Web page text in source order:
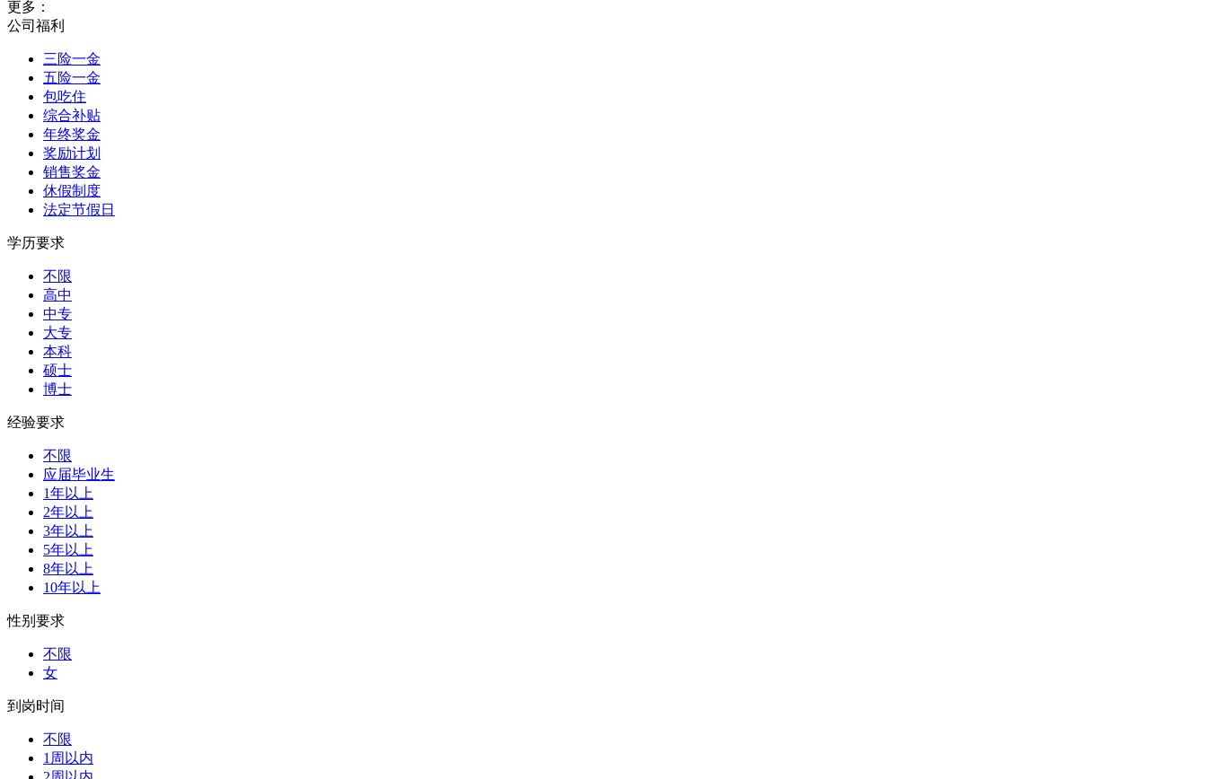
更多：
公司福利
三险一金
五险一金
包吃住
综合补贴
年终奖金
奖励计划
销售奖金
休假制度
法定节假日
学历要求
不限
高中
中专
大专
本科
硕士
博士
经验要求
不限
应届毕业生
1年以上
2年以上
3年以上
5年以上
8年以上
10年以上
性别要求
不限
女
到岗时间
不限
1周以内